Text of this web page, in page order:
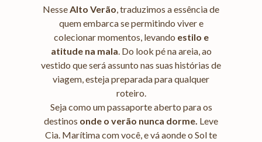
NesseAlto Verão, traduzimos a essência de
quem embarca se permitindo viver e
colecionar momentos, levando estilo e
atitude na mala. Do look pé na areia, ao
vestido que será assunto nas suas histórias de
viagem, esteja preparada para qualquer
roteiro.
Seja como um passaporte aberto para os
destinos onde o verão nunca dorme. Leve
Cia. Marítima com você, e vá aonde o Sol te